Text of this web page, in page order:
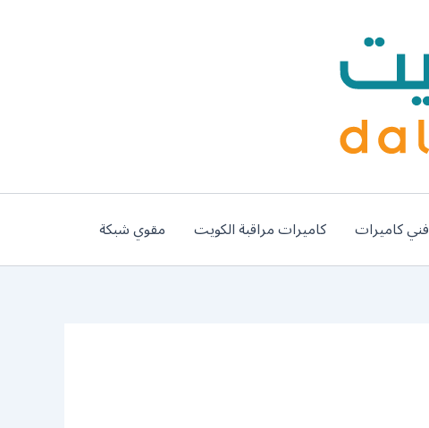
فني كاميرات كاميرات مراقبة الكويت مقوي شبكة